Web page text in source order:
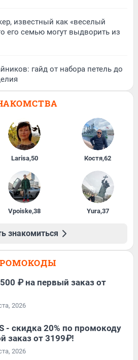
известный как «веселый
его семью могут выдворить из
гайд от набора петель до
Larisa,50 Костя,62
Vpoiske,38 Yura,37
знакомиться
₽ на первый заказ от
2026
- скидка 20% по промокоду
заказ от 3199₽!
2026